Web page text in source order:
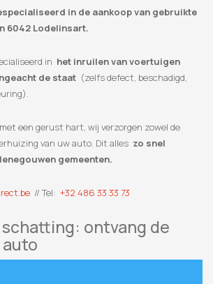
in de aankoop van gebruikte
6042 Lodelinsart.
in het inruilen van voertuigen
de staat (zelfs defect, beschadigd,
een gerust hart, wij verzorgen zowel de
van uw auto. Dit alles zo snel
gemeenten.
// Tel: +32 486 33 33 73
ontvang de
auto